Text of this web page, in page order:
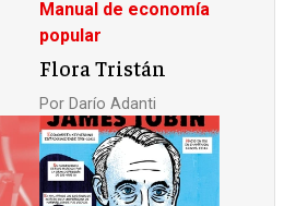
Manual de economía
popular
Flora Tristán
Por Darío Adanti